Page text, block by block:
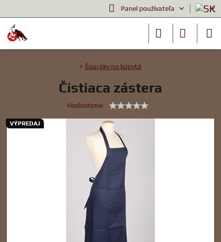
Panel používateľa
VÝPREDAJ
Šparáky na kopytá
Čistiaca zástera
Hodnotenie